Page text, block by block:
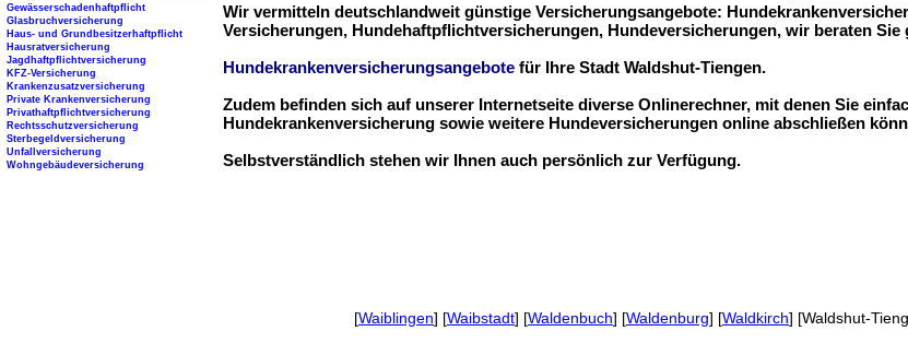
Wir vermitteln deutschlandweit günstige Versicherungsangebote:
Versicherungen, Hundehaftpflichtversicherungen, Hundeversicherungen, wir beraten Sie
Hundekrankenversicherungsangebote für Ihre Stadt Waldshut-Tiengen.
Zudem befinden sich auf unserer Internetseite diverse Onlinerechner, mit denen Sie
Hundekrankenversicherung sowie weitere Hundeversicherungen online abschließen
Selbstverständlich stehen wir Ihnen auch persönlich zur Verfügung.
Gewässerschadenhaftpflicht
Glasbruchversicherung
Haus- und Grundbesitzerhaftpflicht
Hausratversicherung
Jagdhaftpflichtversicherung
KFZ-Versicherung
Krankenzusatzversicherung
Private Krankenversicherung
Privathaftpflichtversicherung
Rechtsschutzversicherung
Sterbegeldversicherung
Unfallversicherung
Wohngebäudeversicherung
[Waiblingen] [Waibstadt] [Waldenbuch] [Waldenburg] [Waldkirch] [Waldshut-